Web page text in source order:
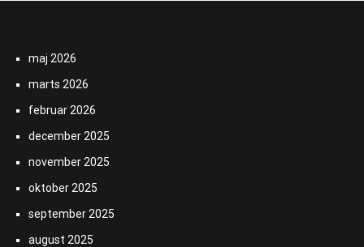
maj 2026
marts 2026
februar 2026
december 2025
november 2025
oktober 2025
september 2025
august 2025